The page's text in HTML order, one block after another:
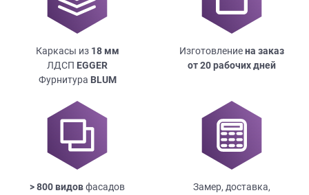
Каркасы из 18мм
ЛДСП EGGER
Фурнитура BLUM
Изготовлениена заказ
от 20 рабочих дней
> 800 видовфасадов
Замер, доставка,